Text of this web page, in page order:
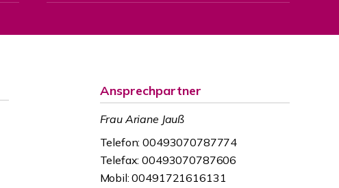
Ansprechpartner
Frau Ariane Jauß
Telefon: 00493070787774
Telefax: 00493070787606
Mobil: 00491721616131